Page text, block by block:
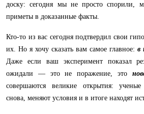
доску: сегодня мы не просто спорили,
приметы в доказанные факты.
Кто-то из вас сегодня подтвердил свои
их. Но я хочу сказать вам самое главное: в
Даже если ваш эксперимент показал
ожидали — это не поражение, это
совершаются великие открытия:
снова, меняют условия и в итоге находят